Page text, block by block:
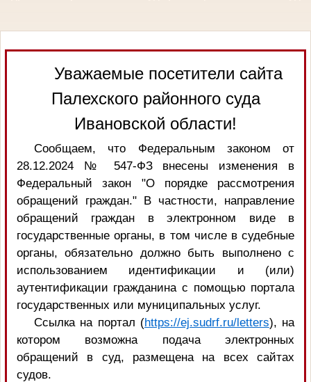
Уважаемые посетители сайта
Палехского районного суда
Ивановской области!
Сообщаем, что Федеральным законом от
28.12.2024 № 547-ФЗ внесены изменения в
Федеральный закон "О порядке рассмотрения
обращений граждан." В частности, направление
обращений граждан в электронном виде в
государственные органы, в том числе в судебные
органы, обязательно должно быть выполнено с
использованием идентификации и (или)
аутентификации гражданина с помощью портала
государственных или муниципальных услуг.
Ссылка на портал (https://ej.sudrf.ru/letters), на
котором возможна подача электронных
обращений в суд, размещена на всех сайтах
судов.